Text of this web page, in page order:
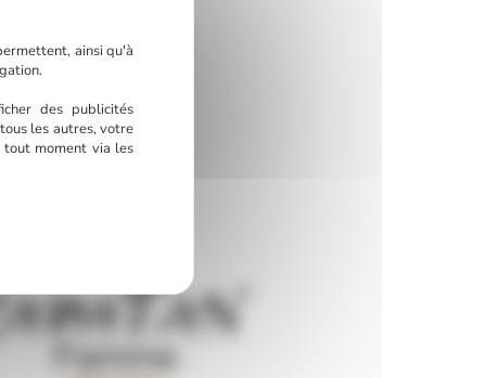
ainsi qu'à
des publicités
les autres, votre
tout moment via les